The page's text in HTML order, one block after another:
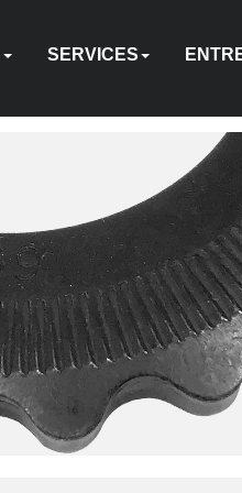
ACCESSOIRES
POMPES
SERVICES
RÉPARATION
&
ÉTALONNAGE
LOCATION
D’ÉQUIPEMENT
-
FR
CONCEPTION
SUR
MESURE
LOGICIEL
REPRISE
D’OUTILS
HY-
CARE NOUS